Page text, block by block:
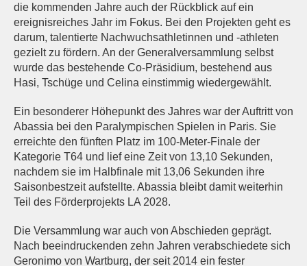
die kommenden Jahre auch der Rückblick auf ein
ereignisreiches Jahr im Fokus. Bei den Projekten geht es
darum, talentierte Nachwuchsathletinnen und -athleten
gezielt zu fördern. An der Generalversammlung selbst
wurde das bestehende Co-Präsidium, bestehend aus
Hasi, Tschüge und Celina einstimmig wiedergewählt.
Ein besonderer Höhepunkt des Jahres war der Auftritt von
Abassia bei den Paralympischen Spielen in Paris. Sie
erreichte den fünften Platz im 100-Meter-Finale der
Kategorie T64 und lief eine Zeit von 13,10 Sekunden,
nachdem sie im Halbfinale mit 13,06 Sekunden ihre
Saisonbestzeit aufstellte. Abassia bleibt damit weiterhin
Teil des Förderprojekts LA 2028.
Die Versammlung war auch von Abschieden geprägt.
Nach beeindruckenden zehn Jahren verabschiedete sich
Geronimo von Wartburg, der seit 2014 ein fester